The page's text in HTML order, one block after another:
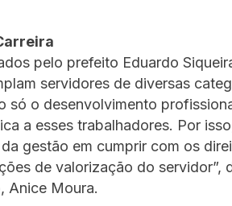
pelo prefeito Eduardo
servidores de diversas
só o desenvolvimento
a esses trabalhadores. Por
gestão em cumprir com os
de valorização do servidor”,
Anice Moura.